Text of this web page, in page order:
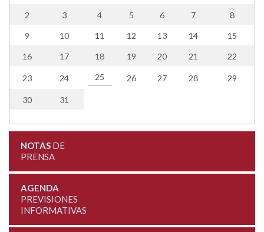
2 3 4 5 6 7 8
9 10 11 12 13 14 15
16 17 18 19 20 21 22
23 24 25 26 27 28 29
30 31
NOTASDE
PRENSA
AGENDA
PREVISIONES
INFORMATIVAS